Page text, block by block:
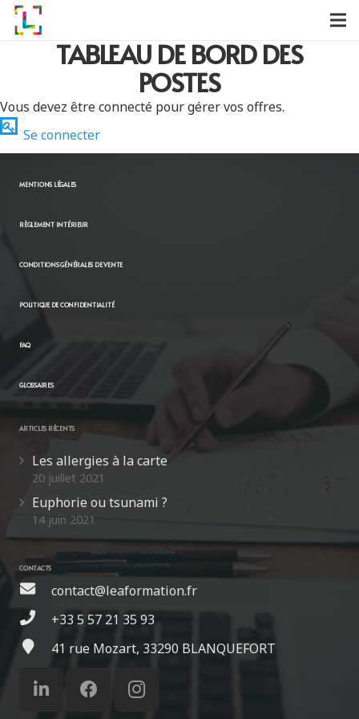
TABLEAU DE BORD DES
POSTES
Vous devez être connecté pour gérer vos offres.
Se connecter
MENTIONS LÉGALES
RÈGLEMENT INTÉRIEUR
CONDITIONS GÉNÉRALES DE VENTE
POLITIQUE DE CONFIDENTIALITÉ
FAQ
GLOSSAIRES
ARTICLES RÉCENTS
Les allergies à la carte
20 juillet 2021
Euphorie ou tsunami ?
14 juin 2021
CONTACTS
contact@leaformation.fr
+33 5 57 21 35 93
41 rue Mozart, 33290 BLANQUEFORT